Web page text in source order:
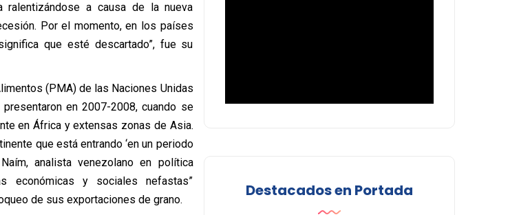
ralentizándose a causa de la nueva
Por el momento, en los países
que esté descartado”, fue su
(PMA) de las Naciones Unidas
en 2007-2008, cuando se
en África y extensas zonas de Asia.
que está entrando ‘en un periodo
analista venezolano en política
económicas y sociales nefastas”
de sus exportaciones de grano.
Destacados en Portada